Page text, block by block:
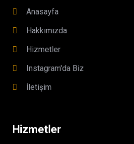
Anasayfa
Hakkımızda
Hizmetler
Instagram'da Biz
İletişim
Hizmetler